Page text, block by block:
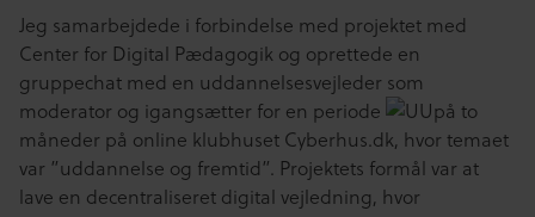
Jeg samarbejdede i forbindelse med projektet med
Center for Digital Pædagogik og oprettede en
gruppechat med en uddannelsesvejleder som
moderator og igangsætter for en periode
på to
måneder på online klubhuset Cyberhus.dk, hvor temaet
var ”uddannelse og fremtid”. Projektets formål var at
lave en decentraliseret digital vejledning, hvor